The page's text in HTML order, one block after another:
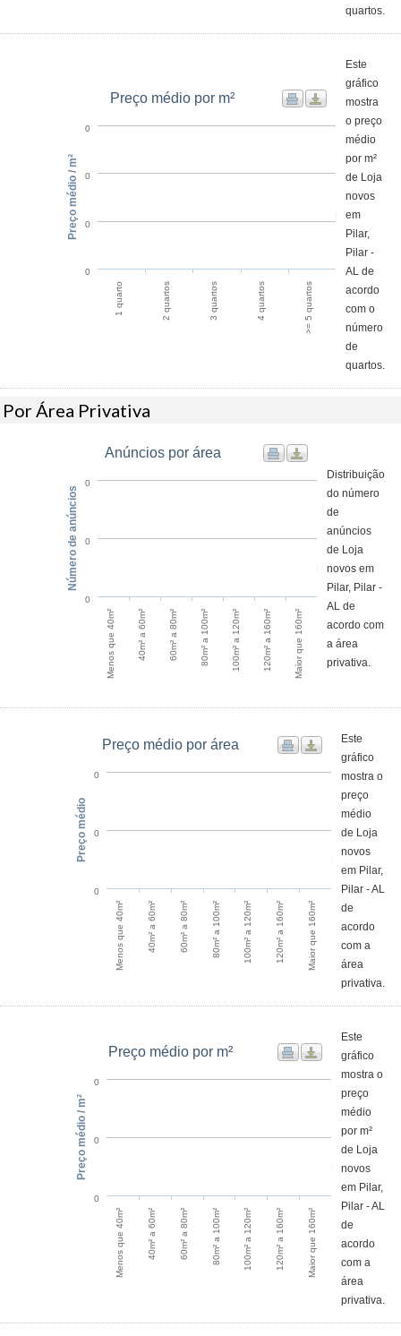
quartos.
Preço médio por m²
1 quarto 2 quartos 3 quartos 4 quartos >= 5 quartos
0
0
0
0
Preço médio / m²
Este
gráfico
mostra
o preço
médio
por m²
de Loja
novos
em
Pilar,
Pilar -
AL de
acordo
com o
número
de
quartos.
Por Área Privativa
Anúncios por área
Menos que 40m² 40m² a 60m² 60m² a 80m² 80m² a 100m² 100m² a 120m² 120m² a 160m² Maior que 160m²
0
0
0
Número de anúncios
Distribuição
do número
de
anúncios
de Loja
novos em
Pilar, Pilar -
AL de
acordo com
a área
privativa.
Preço médio por área
Menos que 40m² 40m² a 60m² 60m² a 80m² 80m² a 100m² 100m² a 120m² 120m² a 160m² Maior que 160m²
0
0
0
Preço médio
Este
gráfico
mostra o
preço
médio
de Loja
novos
em Pilar,
Pilar - AL
de
acordo
com a
área
privativa.
Preço médio por m²
Menos que 40m² 40m² a 60m² 60m² a 80m² 80m² a 100m² 100m² a 120m² 120m² a 160m² Maior que 160m²
0
0
0
Preço médio / m²
Este
gráfico
mostra o
preço
médio
por m²
de Loja
novos
em Pilar,
Pilar - AL
de
acordo
com a
área
privativa.